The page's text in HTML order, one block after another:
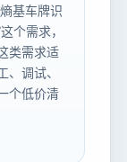
基车牌识
个需求，
类需求适
调试、
个低价清